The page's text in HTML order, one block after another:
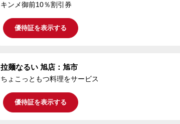
キンメ御前10％割引券
優待証を表示する
拉麺なるい 旭店：旭市
ちょこっともつ料理をサービス
優待証を表示する